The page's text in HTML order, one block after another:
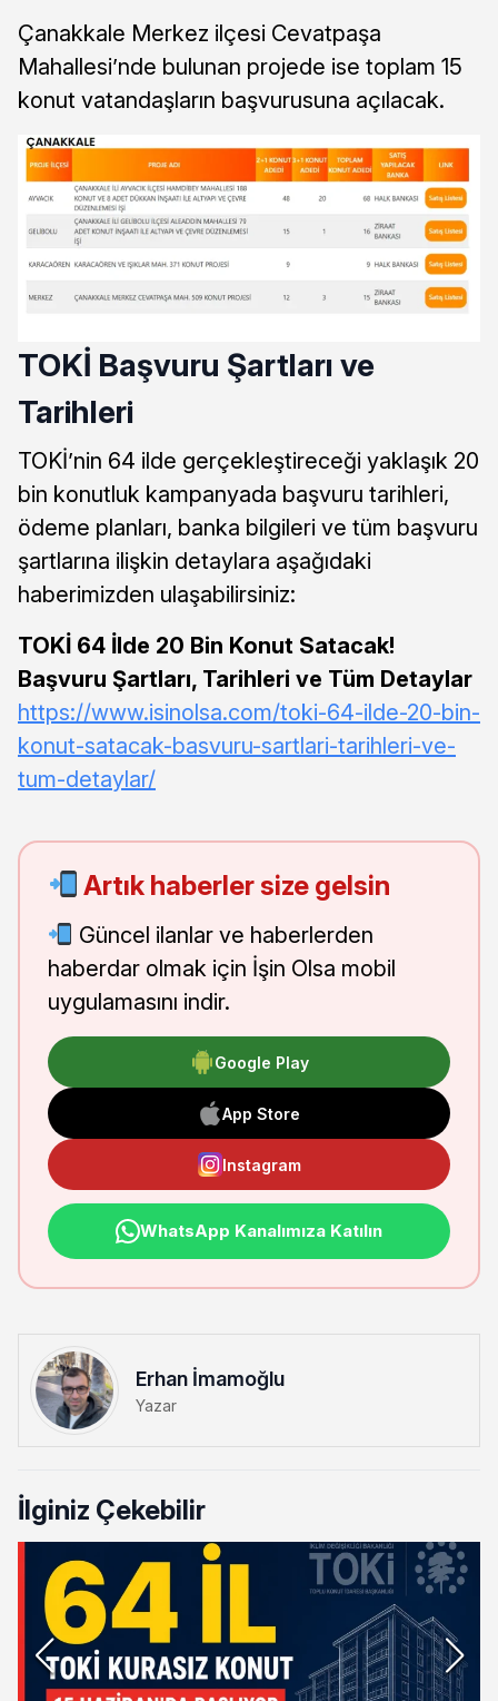
Çanakkale Merkez ilçesi Cevatpaşa
Mahallesi’nde bulunan projede ise toplam 15
konut vatandaşların başvurusuna açılacak.
TOKİ Başvuru Şartları ve
Tarihleri
TOKİ’nin 64 ilde gerçekleştireceği yaklaşık 20
bin konutluk kampanyada başvuru tarihleri,
ödeme planları, banka bilgileri ve tüm başvuru
şartlarına ilişkin detaylara aşağıdaki
haberimizden ulaşabilirsiniz:
TOKİ 64 İlde 20 Bin Konut Satacak!
Başvuru Şartları, Tarihleri ve Tüm Detaylar
https://www.isinolsa.com/toki-64-ilde-20-bin-
konut-satacak-basvuru-sartlari-tarihleri-ve-
tum-detaylar/
Artık haberler size gelsin
Güncel ilanlar ve haberlerden
haberdar olmak için İşin Olsa mobil
uygulamasını indir.
Google Play
App Store
Instagram
WhatsApp Kanalımıza Katılın
Erhan İmamoğlu
Yazar
İlginiz Çekebilir